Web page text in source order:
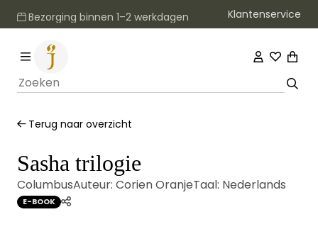
Bezorging binnen 1–2 werkdagen Klantenservice
Terug naar overzicht
Sasha trilogie
ColumbusAuteur: Corien OranjeTaal: Nederlands
E-BOOK